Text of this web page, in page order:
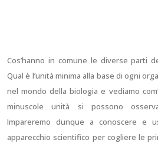
Cos’hanno in comune le diverse parti
Qual è l’unità minima alla base di ogni
nel mondo della biologia e vediamo
minuscole unità si possono
Impareremo dunque a conoscere e
apparecchio scientifico per cogliere le